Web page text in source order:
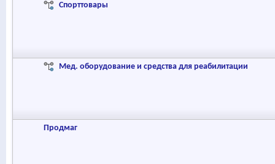
Спорттовары
Мед. оборудование и средства для реабилитации
Продмаг